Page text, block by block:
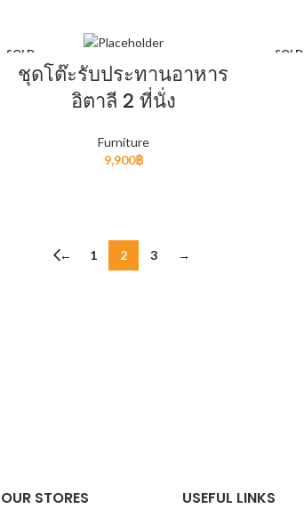
SOLD
OUT
ชุดโต๊ะรับประทานอาหาร
อิตาลี 2 ที่นั่ง
Furniture
9,900฿
SOLD
← 1 2 3 →
OUR STORES USEFUL LINKS